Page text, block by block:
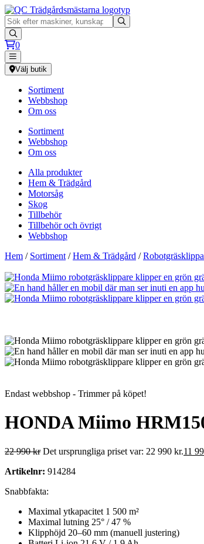
0
Välj butik
Sortiment
Webbshop
Om oss
Sortiment
Webbshop
Om oss
Alla produkter
Hem & Trädgård
Motorsåg
Skog
Tillbehör
Tillbehör och övrigt
Webbshop
Hem / Sortiment /Hem & Trädgård /
Endast webbshop - Trimmer på köpet!
HONDA Miimo
22 990kr Det ursprungliga priset var: 22 990 kr.11
Artikelnr: 914284
Snabbfakta:
Maximal ytkapacitet 1 500 m²
Maximal lutning 25° / 47 %
Klipphöjd 20–60 mm (manuell justering)